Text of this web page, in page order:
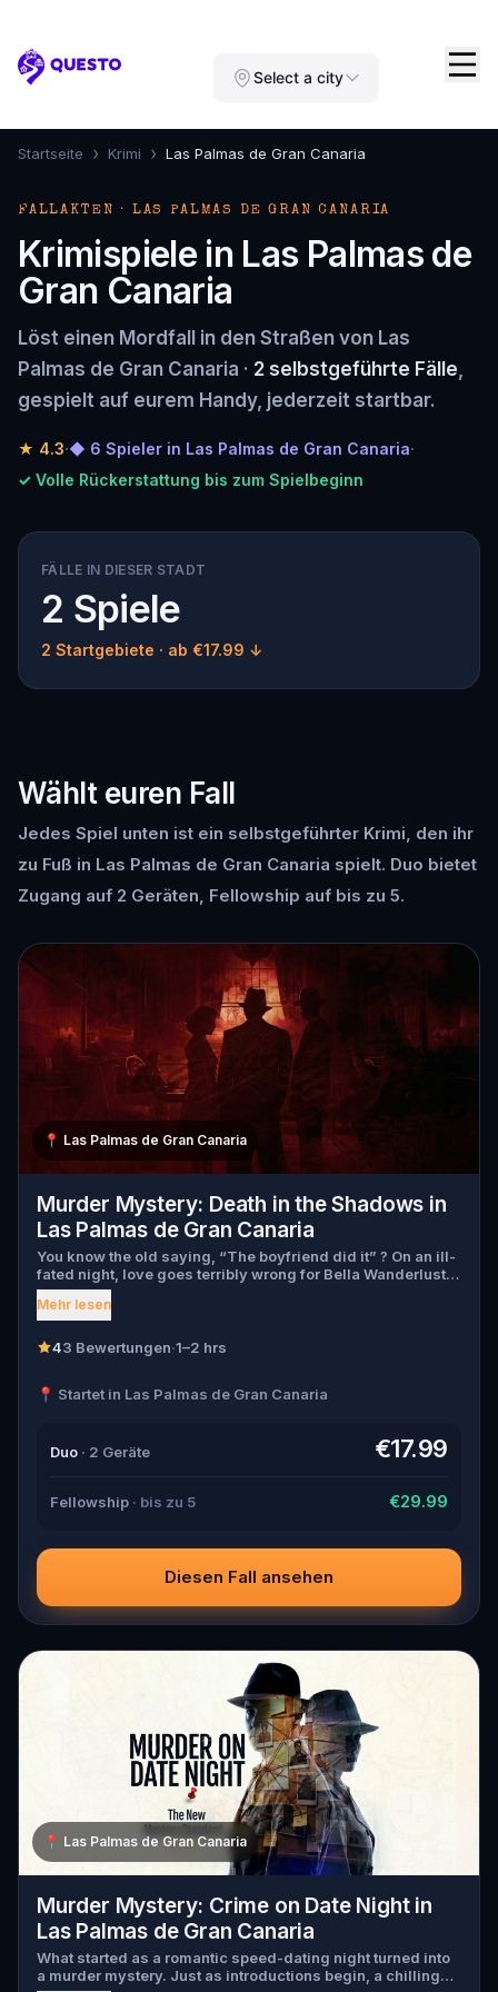
Questo Select a city
Startseite › Krimi › Las Palmas de Gran Canaria
FALLAKTEN · LAS PALMAS DE GRAN CANARIA
Krimispiele in Las Palmas de
Gran Canaria
Löst einen Mordfall in den Straßen von Las
Palmas de Gran Canaria · 2 selbstgeführte Fälle,
gespielt auf eurem Handy, jederzeit startbar.
★ 4.3·◆ 6 Spieler in Las Palmas de Gran Canaria·
✓ Volle Rückerstattung bis zum Spielbeginn
FÄLLE IN DIESER STADT
2 Spiele
2 Startgebiete · ab €17.99 ↓
Wählt euren Fall
Jedes Spiel unten ist ein selbstgeführter Krimi, den ihr
zu Fuß in Las Palmas de Gran Canaria spielt. Duo bietet
Zugang auf 2 Geräten, Fellowship auf bis zu 5.
📍 Las Palmas de Gran Canaria
Murder Mystery: Death in the Shadows in
Las Palmas de Gran Canaria
You know the old saying, “The boyfriend did it” ? On an ill-
fated night, love goes terribly wrong for Bella Wanderlust
and Walter Bridges . Bella, a famous travel blogger, was
found dead during a ghost tour led by the theatrical Percy
Walter, the obsessed boyfriend? Percy, the ghost tour
suspects, and expose the real murderer before they strike
Mehr lesen
43 Bewertungen·1–2 hrs
📍 Startet in Las Palmas de Gran Canaria
Duo · 2 Geräte €17.99
Fellowship · bis zu 5 €29.99
Diesen Fall ansehen
📍 Las Palmas de Gran Canaria
Murder Mystery: Crime on Date Night in
Las Palmas de Gran Canaria
What started as a romantic speed-dating night turned into
a murder mystery. Just as introductions begin, a chilling